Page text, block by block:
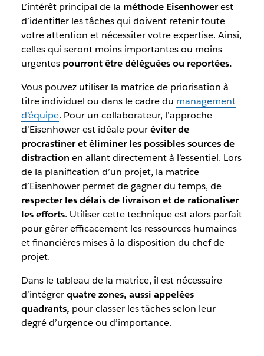
L’intérêt principal de la méthode Eisenhowerest
d’identifier les tâches qui doivent retenir toute
votre attention et nécessiter votre expertise. Ainsi,
celles qui seront moins importantes ou moins
urgentespourront être déléguées ou reportées.
Vous pouvez utiliser la matrice de priorisation à
titre individuel ou dans le cadre du management
d’équipe. Pour un collaborateur, l’approche
d’Eisenhower est idéale pouréviter de
procrastiner et éliminer les possibles sources de
distraction en allant directement à l’essentiel. Lors
de la planification d’un projet, la matrice
d’Eisenhower permet de gagner du temps, de
respecter les délais de livraison et de rationaliser
les efforts. Utiliser cette technique est alors parfait
pour gérer efficacement les ressources humaines
et financières mises à la disposition du chef de
projet.
Dans le tableau de la matrice, il est nécessaire
d’intégrerquatre zones, aussi appelées
quadrants, pour classer les tâches selon leur
degré d’urgence ou d’importance.